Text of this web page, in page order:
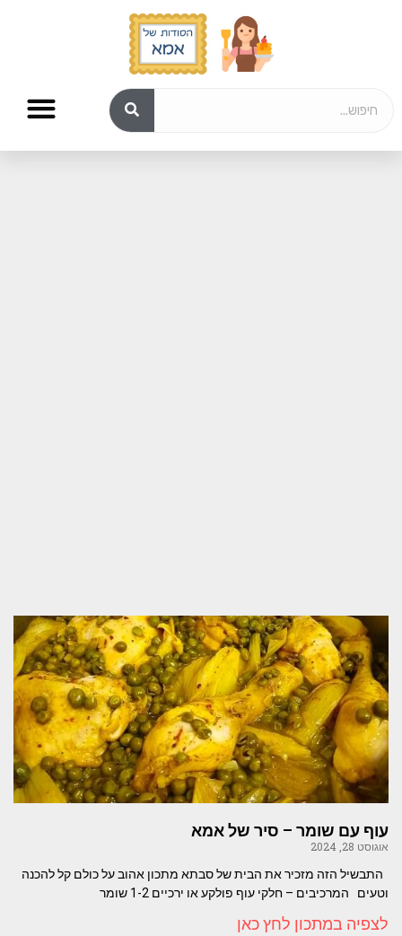
מתכונים לשבת
עוף עם שומר – סיר של אמא
אוגוסט 28, 2024
התבשיל הזה מזכיר את הבית של סבתא מתכון אהוב על כולם קל להכנה
וטעים המרכיבים – חלקי עוף פולקע או ירכיים 1-2 שומר
לצפיה במתכון לחץ כאן